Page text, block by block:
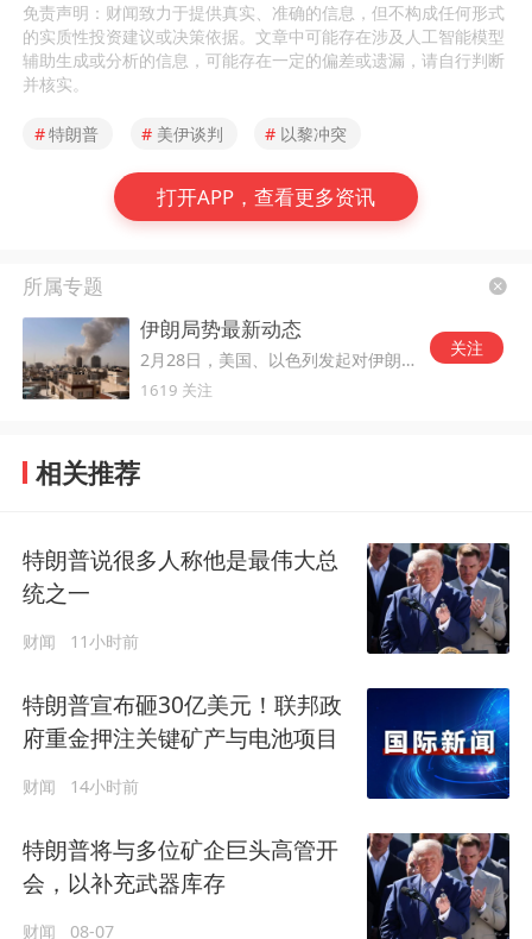
免责声明：财闻致力于提供真实、准确的信息，但不构成任何形式
的实质性投资建议或决策依据。文章中可能存在涉及人工智能模型
辅助生成或分析的信息，可能存在一定的偏差或遗漏，请自行判断
并核实。
#特朗普 # 美伊谈判 # 以黎冲突
打开APP，查看更多资讯
所属专题
伊朗局势最新动态
2月28日，美国、以色列发起对伊朗的军事打击。
1619 关注
关注
相关推荐
特朗普说很多人称他是最伟大总
统之一
财闻 11小时前
特朗普宣布砸30亿美元！联邦政
府重金押注关键矿产与电池项目
财闻 14小时前
特朗普将与多位矿企巨头高管开
会，以补充武器库存
财闻 08-07